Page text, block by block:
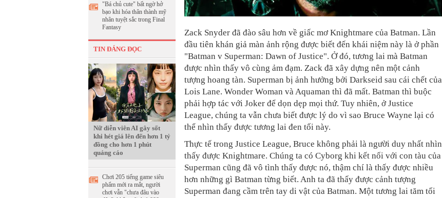
"Bá chủ cute" bất ngờ hở
bạo khi hóa thân thành mỹ
nhân tuyệt sắc trong Final
Fantasy
TIN ĐÁNG ĐỌC
Nữ diễn viên AI gây sốt
khi hét giá lên đến hơn 1 tỷ
đồng cho hơn 1 phút
quảng cáo
Chơi 205 tiếng game siêu
phẩm mới ra mắt, người
chơi vẫn "chưa đâu vào
Zack Snyder đã đào sâu hơn về giấc mơ Knightmare của Batman. Lần
đầu tiên khán giả màn ảnh rộng được biết đến khái niệm này là ở phần
"Batman v Superman: Dawn of Justice". Ở đó, tương lai mà Batman
được nhìn thấy vô cùng ảm đạm. Zack đã xây dựng nên một cảnh
tượng hoang tàn. Superman bị ảnh hưởng bởi Darkseid sau cái chết của
Lois Lane. Wonder Woman và Aquaman thì đã mất. Batman thì buộc
phải hợp tác với Joker để dọn dẹp mọi thứ. Tuy nhiên, ở Justice
League, chúng ta vẫn chưa biết được lý do vì sao Bruce Wayne lại có
thể nhìn thấy được tương lai đen tối này.
Thực tế trong Justice League, Bruce không phải là người duy nhất nhìn
thấy được Knightmare. Chúng ta có Cyborg khi kết nối với con tàu của
Superman cũng đã vô tình thấy được nó, thậm chí là thấy được nhiều
hơn những gì Batman từng biết. Anh ta đã thấy được cảnh tượng
Superman đang cầm trên tay di vật của Batman. Một tương lai tăm tối